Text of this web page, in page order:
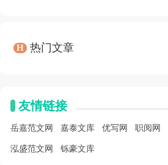
H 热门文章
友情链接
岳嘉范文网 嘉泰文库 优写网 职阅网
泓盛范文网 铄豪文库